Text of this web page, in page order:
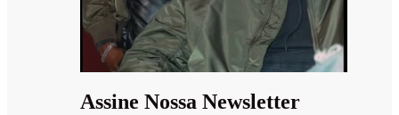
Assine Nossa Newsletter